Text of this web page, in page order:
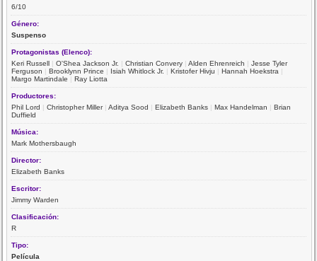
6/10
Género:
Suspenso
Protagonistas (Elenco):
Keri Russell |O'Shea Jackson Jr. |Christian Convery |Alden Ehrenreich |Jesse Tyler
Ferguson |Brooklynn Prince | Isiah Whitlock Jr. |Kristofer Hivju |Hannah Hoekstra |
Margo Martindale |Ray Liotta
Productores:
Phil Lord |Christopher Miller|Aditya Sood |Elizabeth Banks |Max Handelman |Brian
Duffield
Música:
Mark Mothersbaugh
Director:
Elizabeth Banks
Escritor:
Jimmy Warden
Clasificación:
R
Tipo:
Película